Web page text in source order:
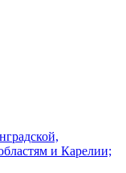
и Карелии;